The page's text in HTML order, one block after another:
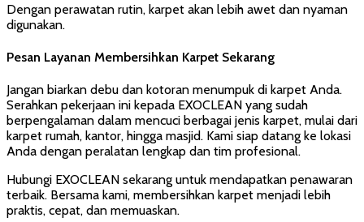
Dengan perawatan rutin, karpet akan lebih awet dan nyaman
digunakan.
Pesan Layanan Membersihkan Karpet Sekarang
Jangan biarkan debu dan kotoran menumpuk di karpet Anda.
Serahkan pekerjaan ini kepada EXOCLEAN yang sudah
berpengalaman dalam mencuci berbagai jenis karpet, mulai dari
karpet rumah, kantor, hingga masjid. Kami siap datang ke lokasi
Anda dengan peralatan lengkap dan tim profesional.
Hubungi EXOCLEAN sekarang untuk mendapatkan penawaran
terbaik. Bersama kami, membersihkan karpet menjadi lebih
praktis, cepat, dan memuaskan.